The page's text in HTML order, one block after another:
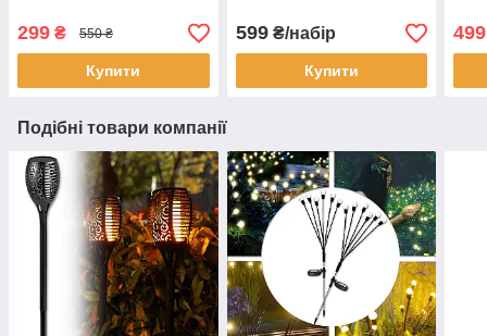
LED
299 ₴ 550 ₴
Купити
599₴/набір
Купити
499
Подібні товари компанії